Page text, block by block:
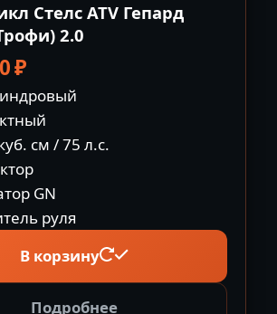
Стелс ATV Гепард
2.0
₽
см / 75 л.с.
GN
руля
В корзину
Подробнее